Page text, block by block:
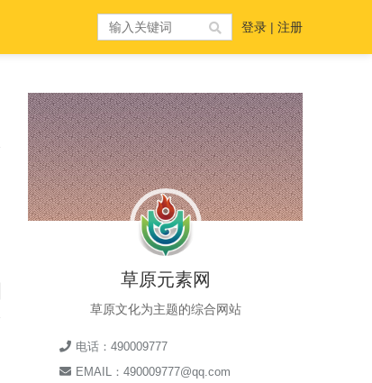
登录 | 注册
草原元素网
草原文化为主题的综合网站
电话：490009777
EMAIL：490009777@qq.com